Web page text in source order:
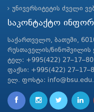
უნივერსიტეტის ძველი
საკონტაქტო
საქართველო, ბათუმი,
რუსთაველის/ნინოშვილის
ტელ: +995(422) 27–17–80
ფაქსი: +995(422)
ელ. ფოსტა: